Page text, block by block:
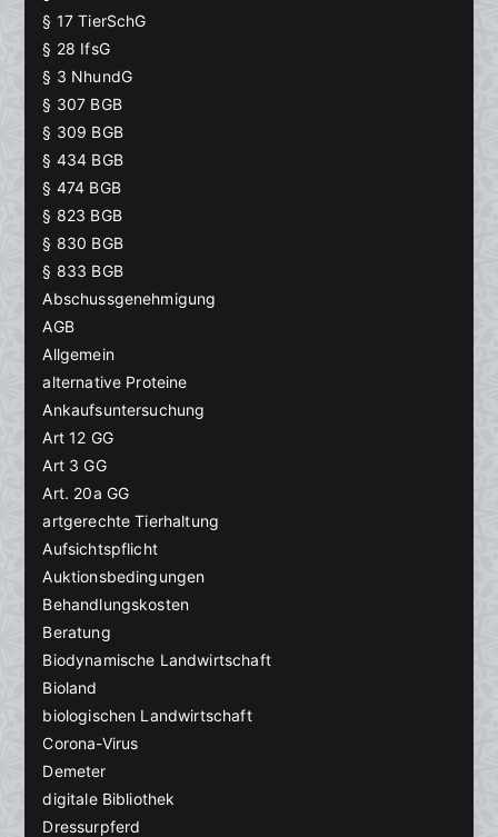
§ 17 TierSchG
§ 28 IfsG
§ 3 NhundG
§ 307 BGB
§ 309 BGB
§ 434 BGB
§ 474 BGB
§ 823 BGB
§ 830 BGB
§ 833 BGB
Abschussgenehmigung
AGB
Allgemein
alternative Proteine
Ankaufsuntersuchung
Art 12 GG
Art 3 GG
Art. 20a GG
artgerechte Tierhaltung
Aufsichtspflicht
Auktionsbedingungen
Behandlungskosten
Beratung
Biodynamische Landwirtschaft
Bioland
biologischen Landwirtschaft
Corona-Virus
Demeter
digitale Bibliothek
Dressurpferd